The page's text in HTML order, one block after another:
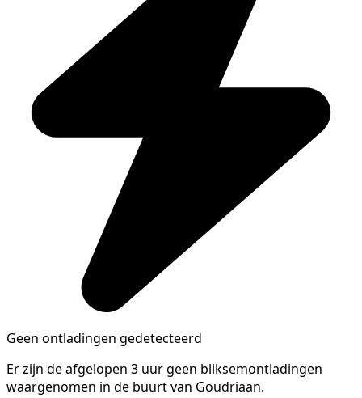
Geen ontladingen gedetecteerd
Er zijn de afgelopen 3 uur geen bliksemontladingen
waargenomen in de buurt van Goudriaan.